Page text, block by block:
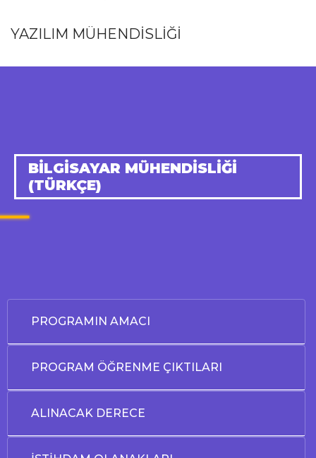
YAZILIM MÜHENDİSLİĞİ
BİLGİSAYAR MÜHENDİSLİĞİ
(TÜRKÇE)
PROGRAMIN AMACI
PROGRAM ÖĞRENME ÇIKTILARI
ALINACAK DERECE